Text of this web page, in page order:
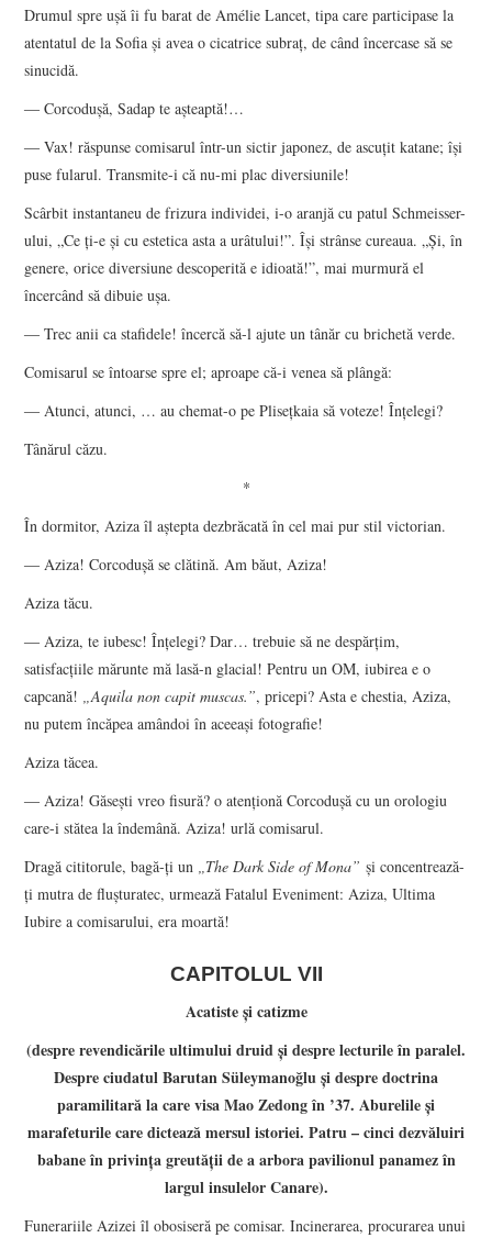
Drumul spre uşă îi fu barat de Amélie Lancet, tipa care participase la
atentatul de la Sofia şi avea o cicatrice subraţ, de când încercase să se
sinucidă.
― Corcoduşă, Sadap te aşteaptă!…
― Vax! răspunse comisarul într-un sictir japonez, de ascuţit katane; îşi
puse fularul. Transmite-i că nu-mi plac diversiunile!
Scârbit instantaneu de frizura individei, i-o aranjă cu patul Schmeisser-
ului, „Ce ţi-e şi cu estetica asta a urâtului!”. Îşi strânse cureaua. „Şi, în
genere, orice diversiune descoperită e idioată!”, mai murmură el
încercând să dibuie uşa.
― Trec anii ca stafidele! încercă să-l ajute un tânăr cu brichetă verde.
Comisarul se întoarse spre el; aproape că-i venea să plângă:
― Atunci, atunci, … au chemat-o pe Pliseţkaia să voteze! Înţelegi?
Tânărul căzu.
*
În dormitor, Aziza îl aştepta dezbrăcată în cel mai pur stil victorian.
― Aziza! Corcoduşă se clătină. Am băut, Aziza!
Aziza tăcu.
― Aziza, te iubesc! Înţelegi? Dar… trebuie să ne despărţim,
satisfacţiile mărunte mă lasă-n glacial! Pentru un OM, iubirea e o
capcană! „Aquila non capit muscas.”, pricepi? Asta e chestia, Aziza,
nu putem încăpea amândoi în aceeaşi fotografie!
Aziza tăcea.
― Aziza! Găseşti vreo fisură? o atenţionă Corcoduşă cu un orologiu
care-i stătea la îndemână. Aziza! urlă comisarul.
Dragă cititorule, bagă-ţi un „The Dark Side of Mona” şi concentrează-
ţi mutra de fluşturatec, urmează Fatalul Eveniment: Aziza, Ultima
Iubire a comisarului, era moartă!
CAPITOLUL VII
Acatiste şi catizme
(despre revendicările ultimului druid şi despre lecturile în paralel.
Despre ciudatulBarutan Süleymanoğluşi despre doctrina
paramilitară la care visa Mao Zedong în ’37. Aburelile şi
marafeturile care dictează mersul istoriei. Patru – cinci dezvăluiri
babane în privinţa greutăţii de a arbora pavilionul panamez în
largul insulelor Canare).
Funerariile Azizei îl obosiseră pe comisar. Incinerarea, procurarea unui